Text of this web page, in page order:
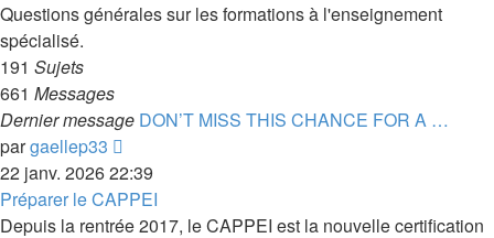
Questions générales sur les formations à l'enseignement
spécialisé.
191 Sujets
661 Messages
Dernier message DON’T MISS THIS CHANCE FOR A …
pargaellep33
le
dernier
message
22 janv. 2026 22:39
Préparer le CAPPEI
Depuis la rentrée 2017, le CAPPEI est la nouvelle certification